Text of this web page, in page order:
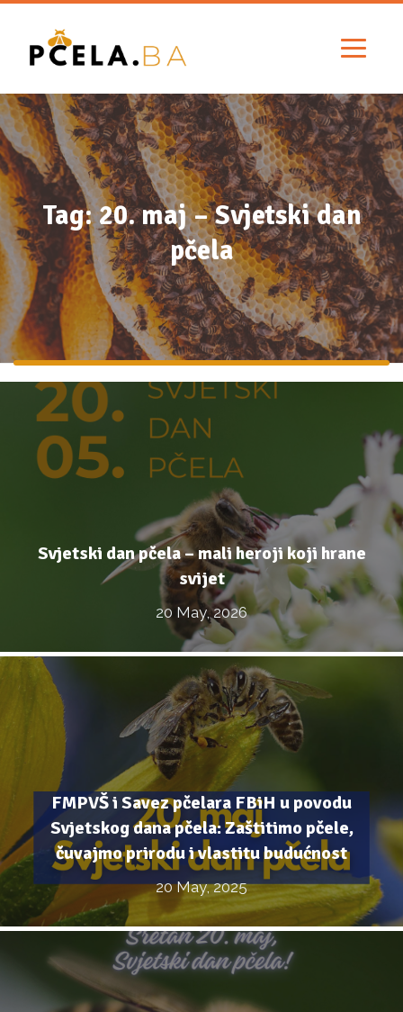
Tag: 20. maj – Svjetski dan
pčela
Svjetski dan pčela – mali heroji koji hrane
svijet
20 May, 2026
FMPVŠ i Savez pčelara FBiH u povodu
Svjetskog dana pčela: Zaštitimo pčele,
čuvajmo prirodu i vlastitu budućnost
20 May, 2025